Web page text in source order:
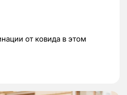
от ковида в этом